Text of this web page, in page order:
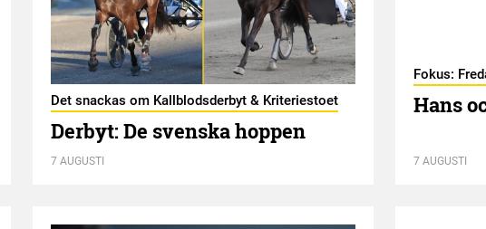
Det snackas om Kallblodsderbyt & Kriteriestoet
Derbyt: De svenska hoppen
7 AUGUSTI
Fokus:
Hans
7 AUGUSTI